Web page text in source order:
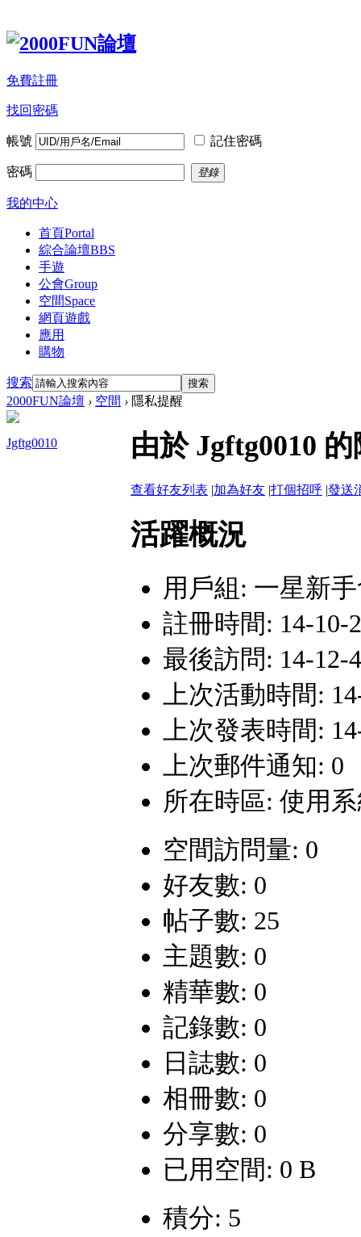
免費註冊
找回密碼
帳號 記住密碼
密碼 登錄
我的中心
首頁Portal
綜合論壇BBS
手遊
公會Group
空間Space
網頁遊戲
應用
購物
搜索 搜索
2000FUN論壇 › 空間 › 隱私提醒
Jgftg0010 由於 Jgftg0010
查看好友列表 |加為好友 |打個招呼 |發送
活躍概況
用戶組: 一星新
註冊時間: 14-10-
最後訪問: 14-12-
上次活動時間:
上次發表時間:
上次郵件通知: 0
所在時區: 使用
空間訪問量: 0
好友數: 0
帖子數: 25
主題數: 0
精華數: 0
記錄數: 0
日誌數: 0
相冊數: 0
分享數: 0
已用空間: 0 B
積分: 5